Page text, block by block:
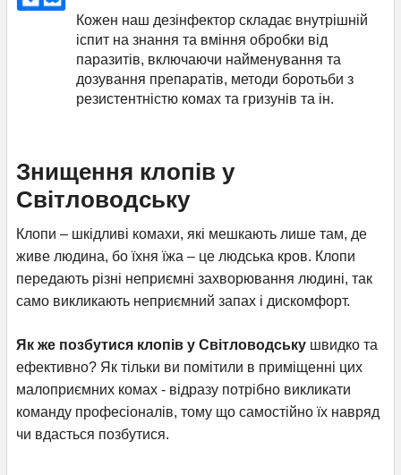
Кожен наш дезінфектор складає внутрішній
іспит на знання та вміння обробки від
паразитів, включаючи найменування та
дозування препаратів, методи боротьби з
резистентністю комах та гризунів та ін.
Знищення клопів у
Світловодську
Клопи – шкідливі комахи, які мешкають лише там, де
живе людина, бо їхня їжа – це людська кров. Клопи
передають різні неприємні захворювання людині, так
само викликають неприємний запах і дискомфорт.
Як же позбутися клопів у Світловодську швидко та
ефективно? Як тільки ви помітили в приміщенні цих
малоприємних комах - відразу потрібно викликати
команду професіоналів, тому що самостійно їх навряд
чи вдасться позбутися.